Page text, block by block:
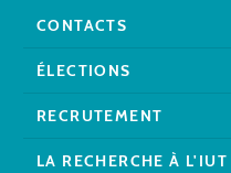
CONTACTS
ÉLECTIONS
RECRUTEMENT
LA RECHERCHE À L'IUT